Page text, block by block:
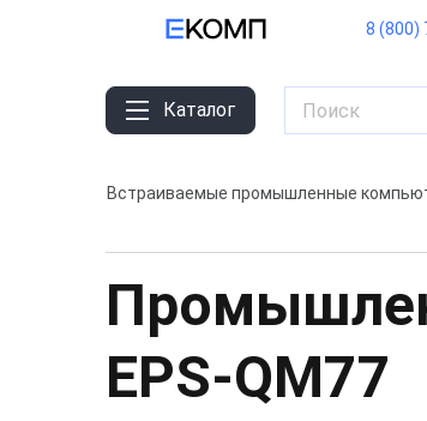
8 (800)
Каталог
Встраиваемые промышленные
EPS-QM77